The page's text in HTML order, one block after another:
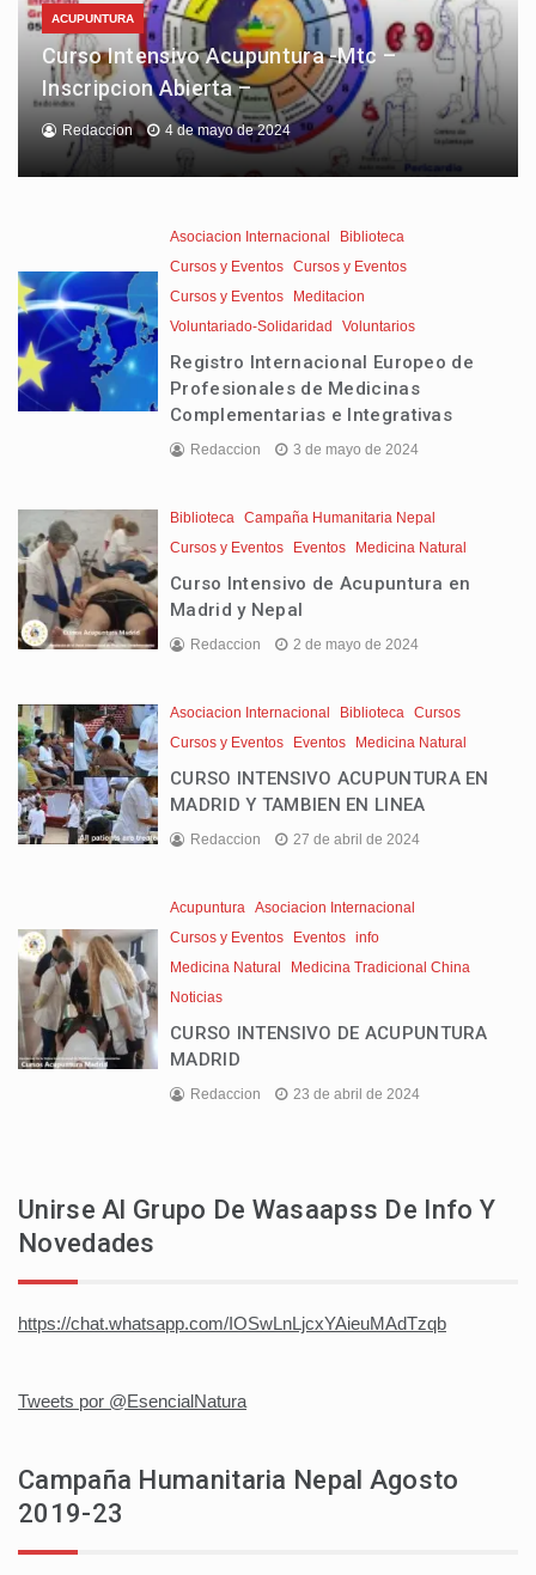
ACUPUNTURA
Curso Intensivo Acupuntura -Mtc –
Inscripcion Abierta –
Redaccion 4 de mayo de 2024
Asociacion Internacional
Biblioteca
Cursos y Eventos Cursos y Eventos
Cursos y Eventos
Meditacion
Voluntariado-Solidaridad
Voluntarios
Registro Internacional Europeo de
Profesionales de Medicinas
Complementarias e Integrativas
Redaccion 3 de mayo de 2024
Biblioteca Campaña Humanitaria Nepal
Cursos y Eventos
Eventos Medicina Natural
Curso Intensivo de Acupuntura en
Madrid y Nepal
Redaccion 2 de mayo de 2024
Asociacion Internacional Biblioteca Cursos
Cursos y Eventos
Eventos Medicina Natural
CURSO INTENSIVO ACUPUNTURA EN
MADRID Y TAMBIEN EN LINEA
Redaccion 27 de abril de 2024
Acupuntura Asociacion Internacional
Cursos y Eventos
Eventos info
Medicina Natural
Medicina Tradicional China
Noticias
CURSO INTENSIVO DE ACUPUNTURA
MADRID
Redaccion 23 de abril de 2024
Unirse Al Grupo De Wasaapss De Info Y
Novedades
https://chat.whatsapp.com/IOSwLnLjcxYAieuMAdTzqb
Tweets por @EsencialNatura
Campaña Humanitaria Nepal Agosto
2019-23